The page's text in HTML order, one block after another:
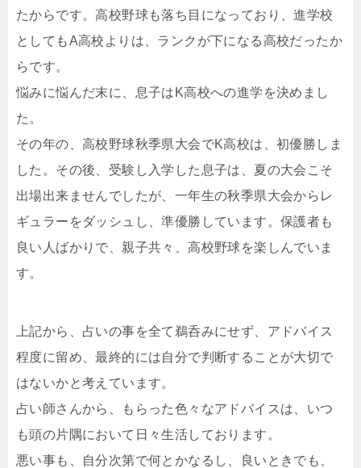
たからです。高校野球も落ち目になっており、進学校
としてもA高校よりは、ランクが下になる高校だったか
らです。
悩みに悩んだ末に、息子はK高校への進学を決めまし
た。
その年の、高校野球秋季県大会でK高校は、初優勝しま
した。その後、受験し入学した息子は、夏の大会こそ
出場出来ませんでしたが、一年生の秋季県大会からレ
ギュラーをダッシュし、準優勝しています。保護者も
良い人ばかりで、親子共々、高校野球を楽しんでいま
す。
上記から、占いの事を全て鵜呑みにせず、アドバイス
程度に留め、最終的には自分で判断することが大切で
はないかと考えています。
占い師さんから、もらった色々なアドバイスは、いつ
も頭の片隅において日々生活しております。
悪い事も、自分次第で何とかなるし、良いときでも、